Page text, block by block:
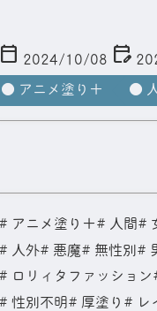
calendar_today 2024/10/08 edit_calendar
● アニメ塗り＋ ●
アニメ塗り＋ 人間
人外
悪魔 無性別
ロリィタファッション
性別不明
厚塗り レ